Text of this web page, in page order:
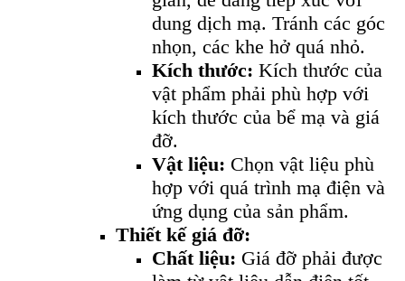
dung dịch mạ. Tránh các góc
nhọn, các khe hở quá nhỏ.
Kích thước: Kích thước của
vật phẩm phải phù hợp với
kích thước của bể mạ và giá
đỡ.
Vật liệu: Chọn vật liệu phù
hợp với quá trình mạ điện và
ứng dụng của sản phẩm.
Thiết kế giá đỡ:
Chất liệu: Giá đỡ phải được